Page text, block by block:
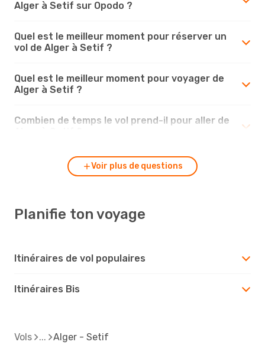
Alger à Setif sur Opodo ?
Quel est le meilleur moment pour réserver un
vol de Alger à Setif ?
Quel est le meilleur moment pour voyager de
Alger à Setif ?
Combien de temps le vol prend-il pour aller de
Voir plus de questions
Planifie ton voyage
Itinéraires de vol populaires
Itinéraires Bis
Vols Alger - Setif